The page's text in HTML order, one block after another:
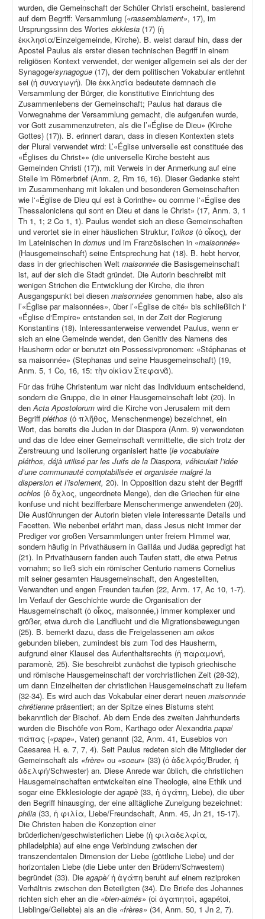
wurden, die Gemeinschaft der Schüler Christi erscheint, basierend
auf dem Begriff: Versammlung («rassemblement», 17), im
Ursprungssinn des Wortes ekklesia (17) (ἡ
ἐκκλησία/Einzelgemeinde, Kirche). B. weist darauf hin, dass der
Apostel Paulus als erster diesen technischen Begriff in einem
religiösen Kontext verwendet, der weniger allgemein sei als der der
Synagoge/synagogue (17), der dem politischen Vokabular entlehnt
sei (ἡ συναγωγή). Die ἐκκλησία bedeutete demnach die
Versammlung der Bürger, die konstitutive Einrichtung des
Zusammenlebens der Gemeinschaft; Paulus hat daraus die
Vorwegnahme der Versammlung gemacht, die aufgerufen wurde,
vor Gott zusammenzutreten, als die l’«Église de Dieu» (Kirche
Gottes) (17)). B. erinnert daran, dass in diesen Kontexten stets
der Plural verwendet wird: L’«Église universelle est constituée des
«Églises du Christ»» (die universelle Kirche besteht aus
Gemeinden Christi (17)), mit Verweis in der Anmerkung auf eine
Stelle im Römerbrief (Anm. 2, Rm 16, 16). Dieser Gedanke steht
im Zusammenhang mit lokalen und besonderen Gemeinschaften
wie l‘«Église de Dieu qui est à Corinthe» ou comme l‘«Église des
Thessaloniciens qui sont en Dieu et dans le Christ» (17, Anm. 3, 1
Th 1, 1; 2 Co 1, 1). Paulus wendet sich an diese Gemeinschaften
und verortet sie in einer häuslichen Struktur, l’oikos (ὁ οἶκος), der
im Lateinischen in domus und im Französischen in «maisonnée»
(Hausgemeinschaft) seine Entsprechung hat (18). B. hebt hervor,
dass in der griechischen Welt maisonnée die Basisgemeinschaft
ist, auf der sich die Stadt gründet. Die Autorin beschreibt mit
wenigen Strichen die Entwicklung der Kirche, die ihren
Ausgangspunkt bei diesen maisonnées genommen habe, also als
l’«Église par maisonnées», über l’«Église de cité» bis schließlich l‘
«Église d‘Empire» entstanden sei, in der Zeit der Regierung
Konstantins (18). Interessanterweise verwendet Paulus, wenn er
sich an eine Gemeinde wendet, den Genitiv des Namens des
Hausherrn oder er benutzt ein Possessivpronomen: «Stéphanas et
sa maisonnée» (Stephanas und seine Hausgemeinschaft) (19,
Anm. 5, 1 Co, 16, 15: τὴν οἰκίαν Στεφανᾶ).
Für das frühe Christentum war nicht das Individuum entscheidend,
sondern die Gruppe, die in einer Hausgemeinschaft lebt (20). In
denActa Apostolorum wird die Kirche von Jerusalem mit dem
Begriff pléthos (ὁ πλῆθος, Menschenmenge) bezeichnet, ein
Wort, das bereits die Juden in der Diaspora (Anm. 9) verwendeten
und das die Idee einer Gemeinschaft vermittelte, die sich trotz der
Zerstreuung und Isolierung organisiert hatte (le vocabulaire
pléthos, déjà utilisé par les Juifs de la Diaspora, véhiculait l’idée
d’une communauté comptabilisée et organisée malgré la
dispersion et l’isolement, 20). In Opposition dazu steht der Begriff
ochlos (ὁ ὄχλος, ungeordnete Menge), den die Griechen für eine
konfuse und nicht bezifferbare Menschenmenge anwendeten (20).
Die Ausführungen der Autorin bieten viele interessante Details und
Facetten. Wie nebenbei erfährt man, dass Jesus nicht immer der
Prediger vor großen Versammlungen unter freiem Himmel war,
sondern häufig in Privathäusern in Galiläa und Judäa gepredigt hat
(21). In Privathäusern fanden auch Taufen statt, die etwa Petrus
vornahm; so ließ sich ein römischer Centurio namens Cornelius
mit seiner gesamten Hausgemeinschaft, den Angestellten,
Verwandten und engen Freunden taufen (22, Anm. 17, Ac 10, 1-7).
Im Verlauf der Geschichte wurde die Organisation der
Hausgemeinschaft (ὁ οἶκος, maisonnée,) immer komplexer und
größer, etwa durch die Landflucht und die Migrationsbewegungen
(25). B. bemerkt dazu, dass die Freigelassenen am oikos
gebunden blieben, zumindest bis zum Tod des Hausherrn,
aufgrund einer Klausel des Aufenthaltsrechts (ἡ παραμονή,
paramonè, 25). Sie beschreibt zunächst die typisch griechische
und römische Hausgemeinschaft der vorchristlichen Zeit (28-32),
um dann Einzelheiten der christlichen Hausgemeinschaft zu liefern
(32-34). Es wird auch das Vokabular einer derart neuen maisonnée
chrétienne präsentiert; an der Spitze eines Bistums steht
bekanntlich der Bischof. Ab dem Ende des zweiten Jahrhunderts
wurden die Bischöfe von Rom, Karthago oder Alexandria papa/
πάπας («pape», Vater) genannt (32, Anm. 41, Eusebios von
Caesarea H. e. 7, 7, 4). Seit Paulus redeten sich die Mitglieder der
Gemeinschaft als «frère» ou «soeur» (33) (ὁ ἀδελφός/Bruder, ἡ
ἀδελφή/Schwester) an. Diese Anrede war üblich, die christlichen
Hausgemeinschaften entwickelten eine Theologie, eine Ethik und
sogar eine Ekklesiologie deragapè (33, ἡ ἀγάπη, Liebe), die über
den Begriff hinausging, der eine alltägliche Zuneigung bezeichnet:
philia (33, ἡ φιλία, Liebe/Freundschaft, Anm. 45, Jn 21, 15-17).
Die Christen haben die Konzeption einer
brüderlichen/geschwisterlichen Liebe (ἡ φιλαδελφία,
philadelphia) auf eine enge Verbindung zwischen der
transzendentalen Dimension der Liebe (göttliche Liebe) und der
horizontalen Liebe (die Liebe unter den Brüdern/Schwestern)
begründet (33). Die agapè/ἡ ἀγάπη beruht auf einem reziproken
Verhältnis zwischen den Beteiligten (34). Die Briefe des Johannes
richten sich eher an die «bien-aimés» (οἱ ἀγαπητοί, agapétoi,
Lieblinge/Geliebte) als an die «frères» (34, Anm. 50, 1 Jn 2, 7).